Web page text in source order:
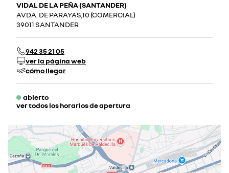
VIDAL DE LA PEÑA (SANTANDER)
AVDA. DE PARAYAS,10 (COMERCIAL)
39011 SANTANDER
942 35 21 05
ver la página web
cómo llegar
abierto
ver todos los horarios de apertura
martes
09:30 - 13:00
16:00 - 20:00
miércoles
09:30 - 13:0016:00 - 20:00
jueves
09:30 - 13:0016:00 - 20:00
viernes
09:30 - 13:0016:00 - 20:00
sábado
10:00 - 13:00cerrado actualmente